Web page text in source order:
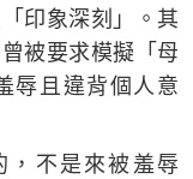
印象深刻」。其
被要求模擬「母
辱且違背個人意
，不是來被羞辱